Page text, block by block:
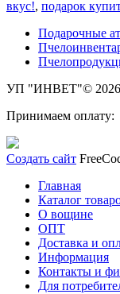
вкус!, подарок
Подарочные
УП "ИНВЕТ"© 2026
Принимаем оплату:
Создать сайт
Главная
Каталог
О вощине
ОПТ
Доставка и
Информация
Контакты и
Для